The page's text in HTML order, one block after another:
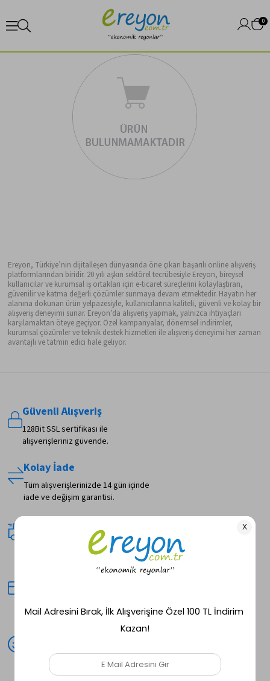
0
Ereyon, Türkiye’nin dijitalleşen dünyasında öne çıkan başarılı online alışveriş
platformlarından biridir. 20 yılı aşkın sektörel tecrübesiyle Ereyon, bireysel
kullanıcılar ve kurumsal iş ortakları için e-ticaret süreçlerini kolaylaştıran,
güvenilir ve katma değerli çözümler sunmaya devam etmektedir. Hayatın her
alanına dokunan ürün yelpazesiyle, kullanıcılarına kaliteli, güvenli ve kolay bir
alışveriş deneyimi sunar. Ereyon’da alışveriş yapmak, yalnızca ihtiyaçları
karşılamaktan öteye geçiyor. Özel kampanyalar, dönemsel indirimler,
kurumsal çözümler ve teknik destek hizmetleri ile alışveriş deneyimi her zaman
avantajlı ve tatmin edici hale geliyor.
Güvenli Alışveriş
128Bit SSL sertifikası ile
alışverişleriniz güvende.
Kolay İade
Tüm alışverişlerinizde 14 gün içinde
iade ve değişim garantisi.
Seçili ürünlerde aynı gün kargo
deneyimi!
Peşin fiyatına avantajlı alışveriş
deneyimi!